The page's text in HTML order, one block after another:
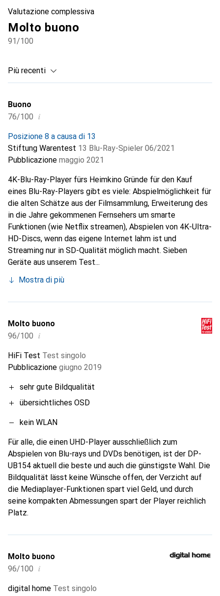
Valutazione complessiva
Molto buono
91 /100
Più recenti
Buono
76/100 i
Posizione 8 a causa di 13
Stiftung Warentest 13 Blu-Ray-Spieler 06/2021
Pubblicazione maggio 2021
4K-Blu-Ray-Player fürs Heimkino Gründe für den Kauf
eines Blu-Ray-Players gibt es viele: Abspielmöglichkeit für
die alten Schätze aus der Filmsammlung, Erweiterung des
in die Jahre gekommenen Fernsehers um smarte
Funktionen (wie Netflix streamen), Abspielen von 4K-Ultra-
HD-Discs, wenn das eigene Internet lahm ist und
Streaming nur in SD-Qualität möglich macht. Sieben
Geräte aus unserem Test...
Mostra di più
Molto buono
96/100 i
HiFi Test Test singolo
Pubblicazione giugno 2019
sehr gute Bildqualität
übersichtliches OSD
kein WLAN
Für alle, die einen UHD-Player ausschließlich zum
Abspielen von Blu-rays und DVDs benötigen, ist der DP-
UB154 aktuell die beste und auch die günstigste Wahl. Die
Bildqualität lässt keine Wünsche offen, der Verzicht auf
die Mediaplayer-Funktionen spart viel Geld, und durch
seine kompakten Abmessungen spart der Player reichlich
Platz.
Molto buono
96/100 i
digital home Test singolo